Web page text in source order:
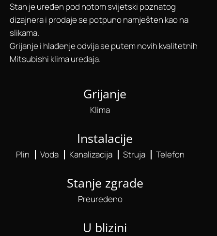
Stan je uređen pod notom svijetski poznatog
dizajnera i prodaje se potpuno namješten kao na
slikama.
Grijanje i hlađenje odvija se putem novih kvalitetnih
Mitsubishi klima uređaja.
Grijanje
Klima
Instalacije
Plin Voda Kanalizacija Struja Telefon
Stanje zgrade
Preuređeno
U blizini